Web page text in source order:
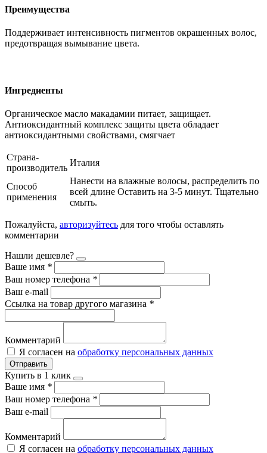
Преимущества
Поддерживает интенсивность пигментов окрашенных волос,
предотвращая вымывание цвета.
Ингредиенты
Органическое масло макадамии питает, защищает.
Антиоксидантный комплекс защиты цвета обладает
антиоксидантными свойствами, смягчает
Страна-
производитель
Италия
Способ
применения
Нанести на влажные волосы, распределить по
всей длине Оставить на 3-5 минут. Тщательно
смыть.
Пожалуйста, авторизуйтесь для того чтобы оставлять
комментарии
Нашли дешевле?
Ваше имя *
Ваш номер телефона *
Ваш e-mail
Ссылка на товар другого магазина *
Комментарий
Я согласен на обработку персональных данных
Отправить
Купить в 1 клик
Ваше имя *
Ваш номер телефона *
Ваш e-mail
Комментарий
Я согласен на обработку персональных данных